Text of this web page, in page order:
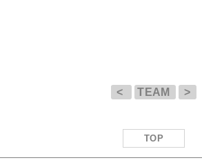
< TEAM >
TOP